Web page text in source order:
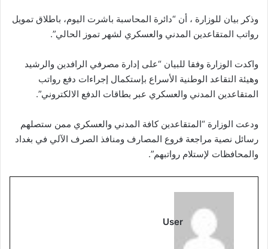
وذكر بيان للوزارة ، أن “دائرة المحاسبة باشرت اليوم، باطلاق تمويل
رواتب المتقاعدين المدني والعسكري لشهر تموز الحالي”.
واكدت الوزارة وفقا للبيان “على إدارة مصرفي الرافدين والرشيد
وهيئة التقاعد الوطنية الأسراع بإستكمال إجراءات دفع رواتب
المتقاعدين المدني والعسكري عبر بطاقات الدفع الالكتروني”.
ودعت الوزارة “المتقاعدين كافة المدني والعسكري ممن ستصلهم
رسائل نصية مراجعة فروع المصارف ومنافذ الصرف الآلي في بغداد
والمحافظات لإستلام رواتبهم”.
User